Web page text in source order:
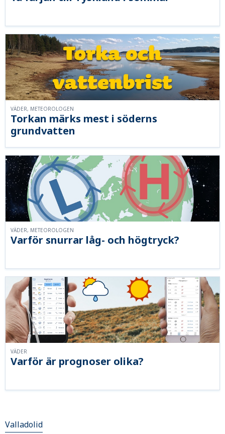
Torkan märks mest i söderns
grundvatten
VÄDER, METEOROLOGEN
Varför snurrar låg- och högtryck?
VÄDER, METEOROLOGEN
Varför är prognoser olika?
VÄDER
Valladolid